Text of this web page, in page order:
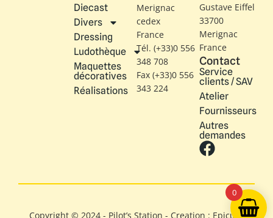
Diecast
Divers
Dressing
Ludothèque
Maquettes
décoratives
Réalisations
Merignac
cedex
France
Tél. (+33)0 556
348 708
Fax (+33)0 556
343 224
Gustave Eiffel​
33700
Merignac
France
Contact
Service
clients / SAV
Atelier
Fournisseurs
Autres
demandes
Copyright © 2024 - Pilot’s Station - Creation : Epicure
0